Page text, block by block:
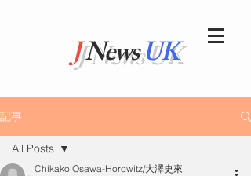
JNewsUK
記事
All Posts
Chikako Osawa-Horowitz/大澤史來